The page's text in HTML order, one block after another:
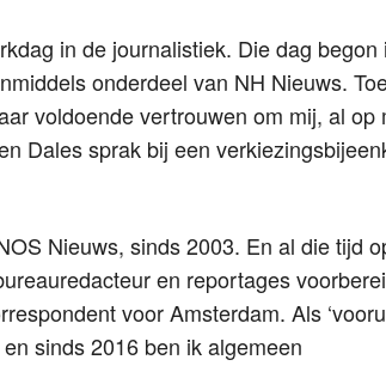
in de journalistiek. Die dag begon
onderdeel van NH Nieuws.
voldoende vertrouwen om mij, al op
Dales sprak bij een
Nieuws, sinds 2003. En al die tijd
en reportages
voor Amsterdam. Als
sinds 2016 ben ik algemeen